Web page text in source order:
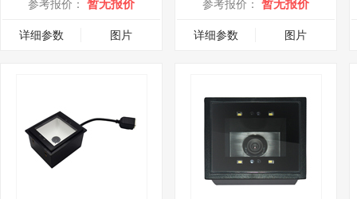
参考报价： 暂无报价
详细参数 图片
参考报价： 暂无报价
详细参数 图片